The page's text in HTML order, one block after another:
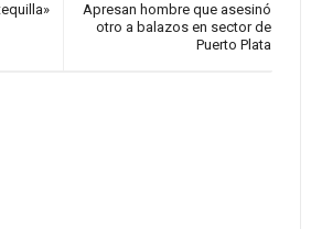
Apresan hombre que asesinó
otro a balazos en sector de
Puerto Plata